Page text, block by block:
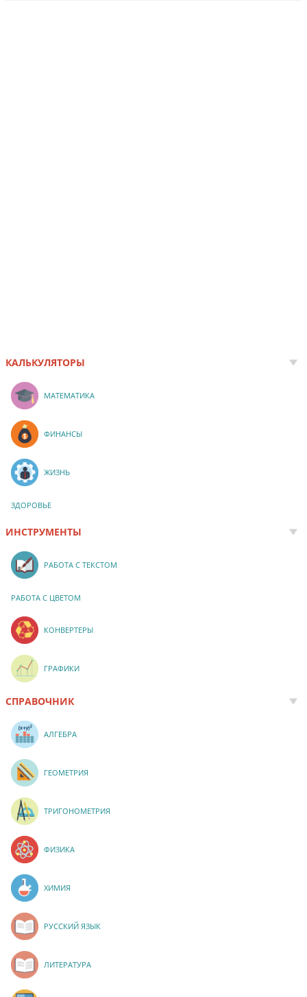
КАЛЬКУЛЯТОРЫ
МАТЕМАТИКА
ФИНАНСЫ
ЖИЗНЬ
ЗДОРОВЬЕ
ИНСТРУМЕНТЫ
РАБОТА С ТЕКСТОМ
РАБОТА С ЦВЕТОМ
КОНВЕРТЕРЫ
ГРАФИКИ
СПРАВОЧНИК
АЛГЕБРА
ГЕОМЕТРИЯ
ТРИГОНОМЕТРИЯ
ФИЗИКА
ХИМИЯ
РУССКИЙ ЯЗЫК
ЛИТЕРАТУРА